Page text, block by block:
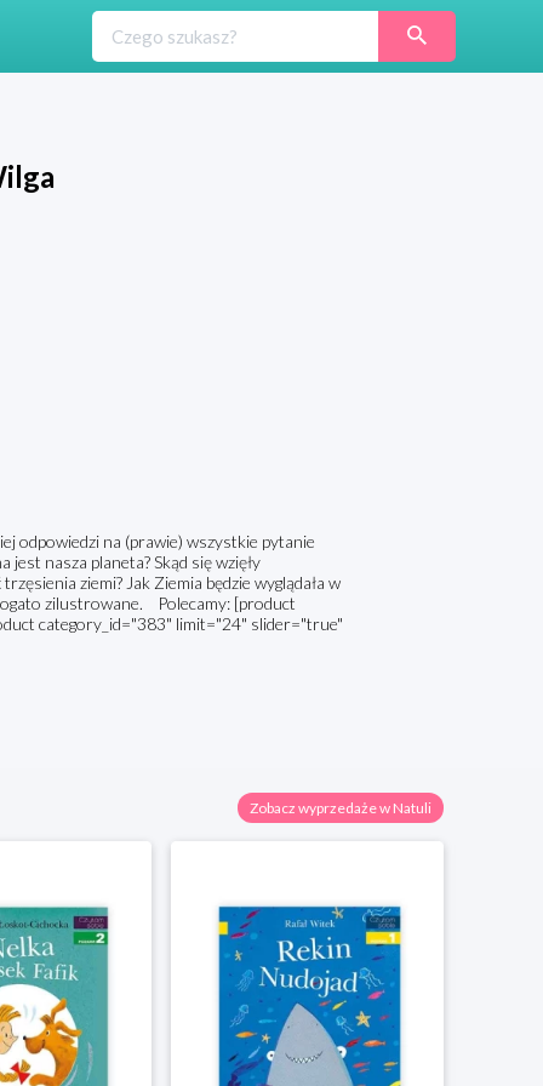
odpowiedzi na (prawie) wszystkie pytanie
jest nasza planeta? Skąd się wzięły
ziemi? Jak Ziemia będzie wyglądała w
zilustrowane. Polecamy: [product
category_id="383" limit="24" slider="true"
Zobacz wyprzedaże w Natuli